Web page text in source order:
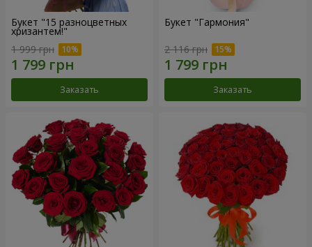
Букет "15 разноцветных
хризантем!"
1 999 грн
Заказать
Букет "Гармония"
2 116 грн
Заказать